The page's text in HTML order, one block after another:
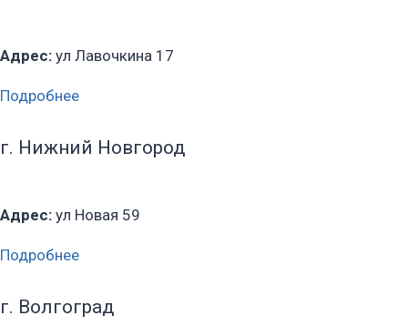
Адрес: ул Лавочкина 17
Подробнее
г. Нижний Новгород
Адрес: ул Новая 59
Подробнее
г. Волгоград